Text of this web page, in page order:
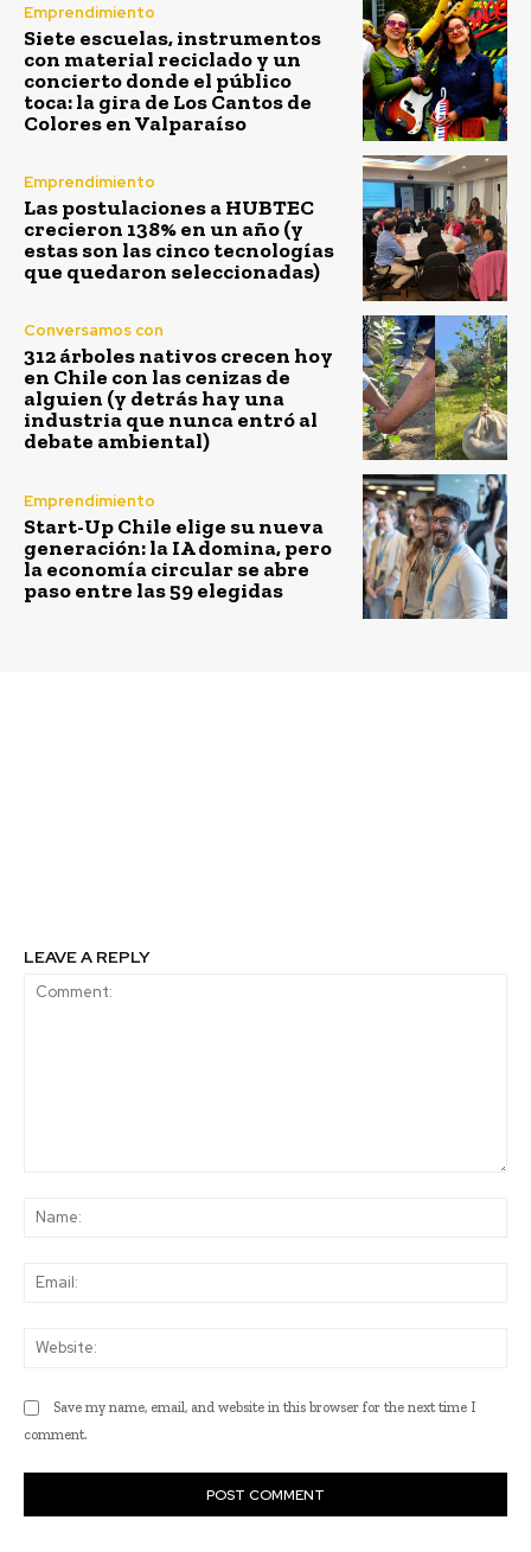
Emprendimiento
Siete escuelas, instrumentos
con material reciclado y un
concierto donde el público
toca: la gira de Los Cantos de
Colores en Valparaíso
Emprendimiento
Las postulaciones a HUBTEC
crecieron 138% en un año (y
estas son las cinco tecnologías
que quedaron seleccionadas)
Conversamos con
312 árboles nativos crecen hoy
en Chile con las cenizas de
alguien (y detrás hay una
industria que nunca entró al
debate ambiental)
Emprendimiento
Start-Up Chile elige su nueva
generación: la IA domina, pero
la economía circular se abre
paso entre las 59 elegidas
LEAVE A REPLY
Save my name, email, and website in this browser for the next time I
comment.